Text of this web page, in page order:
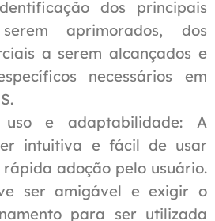
dos principais
aprimorados, dos
a serem alcançados e
necessários em
uso e adaptabilidade: A
intuitiva e fácil de usar
adoção pelo usuário.
ser amigável e exigir o
para ser utilizada